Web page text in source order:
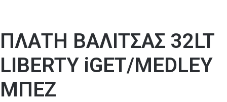
ΠΛΑΤΗ ΒΑΛΙΤΣΑΣ 32LT
LIBERTY iGET/MEDLEY
ΜΠΕΖ